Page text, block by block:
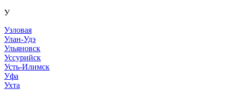
У
Узловая
Улан-Удэ
Ульяновск
Уссурийск
Усть-Илимск
Уфа
Ухта